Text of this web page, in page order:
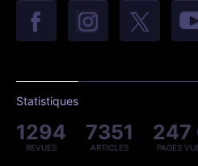
Statistiques
1294
REVUES
7351
ARTICLES
247
PAGES